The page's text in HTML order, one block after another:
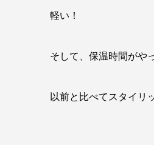
軽い！
そして、保温時間がや
以前と比べてスタイリ